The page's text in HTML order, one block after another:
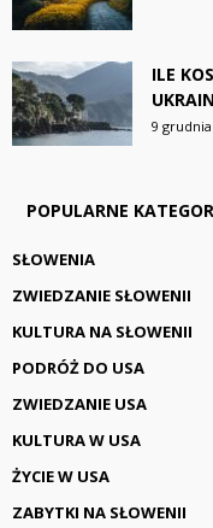
ILE
9 grudnia
POPULARNE
SŁOWENIA
ZWIEDZANIE SŁOWENII
KULTURA NA SŁOWENII
PODRÓŻ DO USA
ZWIEDZANIE USA
KULTURA W USA
ŻYCIE W USA
ZABYTKI NA SŁOWENII